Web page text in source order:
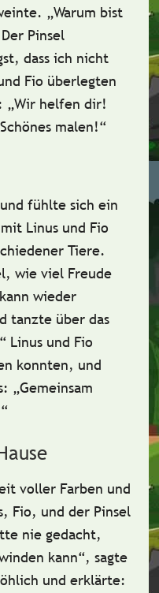
„Warum bist
Pinsel
dass ich nicht
Fio überlegten
„Wir helfen dir!
malen!“
fühlte sich ein
Linus und Fio
Tiere.
wie viel Freude
wieder
tanzte über das
Linus und Fio
konnten, und
„Gemeinsam
voller Farben und
Fio, und der Pinsel
nie gedacht,
kann“, sagte
und erklärte: